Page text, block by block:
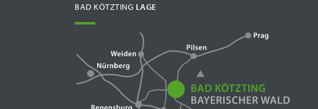
BAD KÖTZTING LAGE